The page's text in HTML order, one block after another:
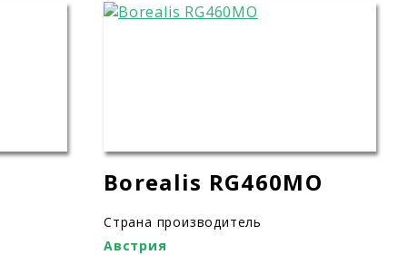
Borealis RG460MO
Страна производитель
Австрия